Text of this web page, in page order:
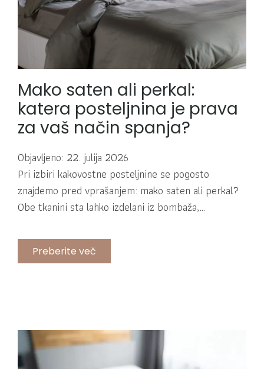
Mako saten ali perkal:
katera posteljnina je prava
za vaš način spanja?
Objavljeno: 22. julija 2026
Pri izbiri kakovostne posteljnine se pogosto
znajdemo pred vprašanjem: mako saten ali perkal?
Obe tkanini sta lahko izdelani iz bombaža,…
Preberite več